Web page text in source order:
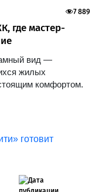
где мастер-
вид —
жилых
комфортом.
7 889